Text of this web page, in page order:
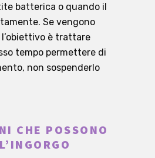
batterica o quando il
Se vengono
è trattare
tempo permettere di
non sospenderlo
CHE POSSONO